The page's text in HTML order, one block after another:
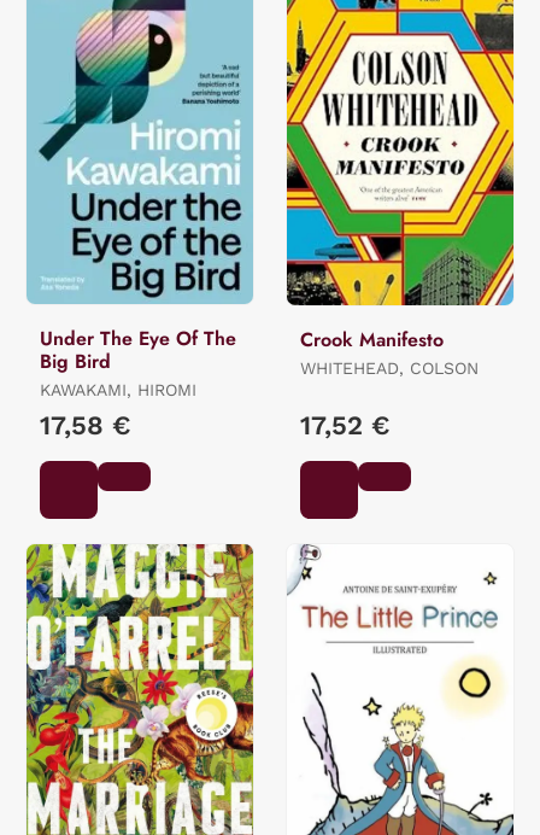
Under The Eye Of The
Big Bird
KAWAKAMI, HIROMI
17,58 €
Crook Manifesto
WHITEHEAD, COLSON
17,52 €